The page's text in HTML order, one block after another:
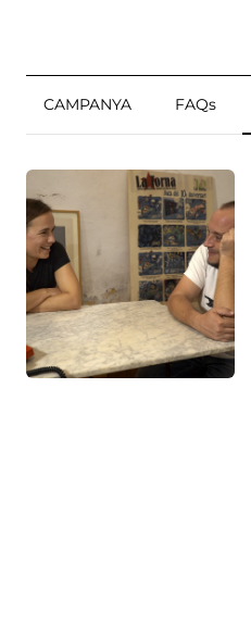
CAMPANYA FAQs